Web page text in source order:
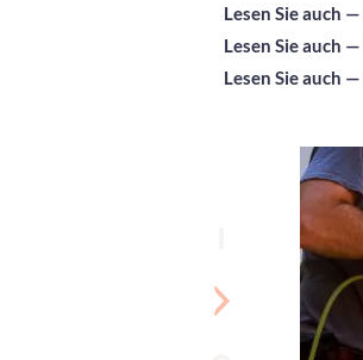
Lesen Sie auch —
Lesen Sie auch —
Lesen Sie auch —